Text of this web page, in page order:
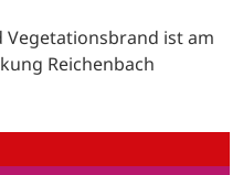
Vegetationsbrand ist am
Reichenbach